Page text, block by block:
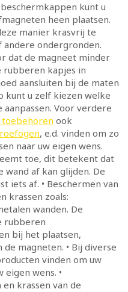
kunt u
heen plaatsen.
manier krasvrij te
ondergronden.
dat de magneet minder
rubberen kapjes in
aansluiten bij de maten
kunt u zelf kiezen welke
Voor verdere
ook
, e.d. vinden om zo
naar uw eigen wens.
toe, dit betekent dat
wand af kan glijden. De
iets af. • Beschermen van
krassen zoals:
wanden. De
rubberen
bij het plaatsen,
magneten. • Bij diverse
vinden om uw
eigen wens. •
krassen van de